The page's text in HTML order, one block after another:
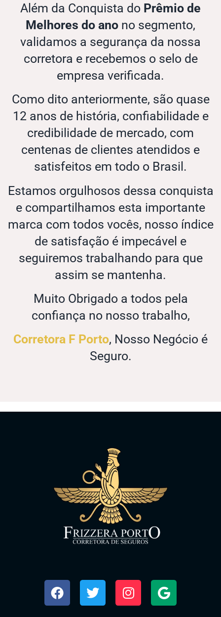
Além da Conquista do Prêmio de
Melhores do ano no segmento,
validamos a segurança da nossa
corretora e recebemos o selo de
empresa verificada.
Como dito anteriormente, são quase
12 anos de história, confiabilidade e
credibilidade de mercado, com
centenas de clientes atendidos e
satisfeitos em todo o Brasil.
Estamos orgulhosos dessa conquista
e compartilhamos esta importante
marca com todos vocês, nosso índice
de satisfação é impecável e
seguiremos trabalhando para que
assim se mantenha.
Muito Obrigado a todos pela
confiança no nosso trabalho,
Corretora F Porto, Nosso Negócio é
Seguro.